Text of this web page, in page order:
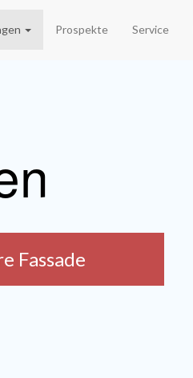
Prospekte Service
Fassade